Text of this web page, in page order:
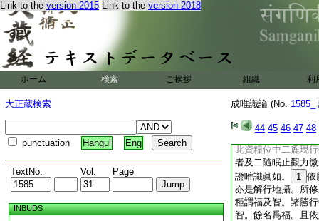
Link to the version 2015 Link to the version 2018
ホーム 検索 ご挨拶 組織 利
大正蔵検索
punctuation Hangul Eng
TextNo. Vol. Page
INBUDS
成唯識論 (No. 1585_
44 45 46 47 48
故。體雖無異而用
用有勝有劣斷
4 惑
中是異熟生。非餘
非覆所知障菩提故
等如何此種契經説
總名無明。非無見
欲色有愛四住地名
是二障分別起者見
二斷攝。乘但能斷
此資糧位中二麁現
者及二隨眠止觀力
證唯識眞如。
1 依
亦是解行地攝。所
種謂福及智。諸勝
智。餘名爲福。且